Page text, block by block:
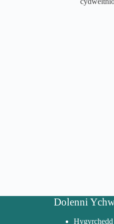
Dolenni
Hygyrchedd